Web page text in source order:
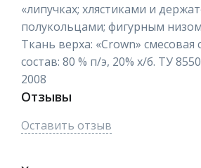
«липучках; хлястиками и
полукольцами; фигурным
Ткань верха: «Crown»
состав: 80 % п/э, 20% х/б. ТУ
2008
Отзывы
Оставить отзыв